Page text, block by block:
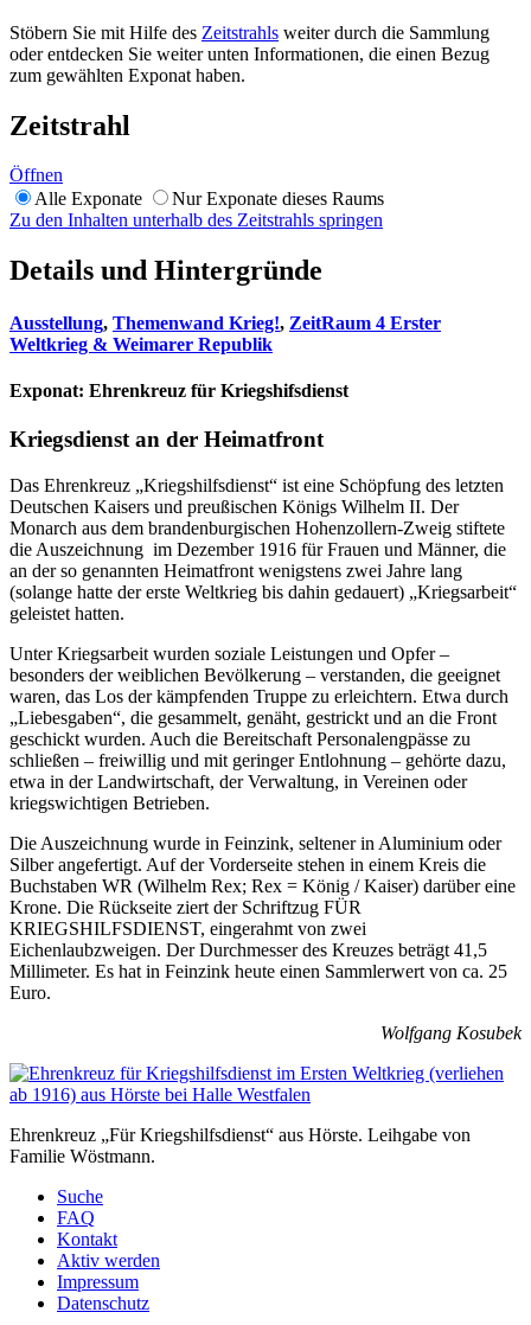
Stöbern Sie mit Hilfe des Zeitstrahls weiter durch die Sammlung
oder entdecken Sie weiter unten Informationen, die einen Bezug
zum gewählten Exponat haben.
Zeitstrahl
Öffnen
Alle Exponate
Nur Exponate dieses Raums
Zu den Inhalten unterhalb des Zeitstrahls springen
Details und Hintergründe
Ausstellung, Themenwand Krieg!, ZeitRaum 4 Erster
Weltkrieg & Weimarer Republik
Exponat: Ehrenkreuz für Kriegshifsdienst
Kriegsdienst an der Heimatfront
Das Ehrenkreuz „Kriegshilfsdienst“ ist eine Schöpfung des letzten
Deutschen Kaisers und preußischen Königs Wilhelm II. Der
Monarch aus dem brandenburgischen Hohenzollern-Zweig stiftete
die Auszeichnung im Dezember 1916 für Frauen und Männer, die
an der so genannten Heimatfront wenigstens zwei Jahre lang
(solange hatte der erste Weltkrieg bis dahin gedauert) „Kriegsarbeit“
geleistet hatten.
Unter Kriegsarbeit wurden soziale Leistungen und Opfer –
besonders der weiblichen Bevölkerung – verstanden, die geeignet
waren, das Los der kämpfenden Truppe zu erleichtern. Etwa durch
„Liebesgaben“, die gesammelt, genäht, gestrickt und an die Front
geschickt wurden. Auch die Bereitschaft Personalengpässe zu
schließen – freiwillig und mit geringer Entlohnung – gehörte dazu,
etwa in der Landwirtschaft, der Verwaltung, in Vereinen oder
kriegswichtigen Betrieben.
Die Auszeichnung wurde in Feinzink, seltener in Aluminium oder
Silber angefertigt. Auf der Vorderseite stehen in einem Kreis die
Buchstaben WR (Wilhelm Rex; Rex = König / Kaiser) darüber eine
Krone. Die Rückseite ziert der Schriftzug FÜR
KRIEGSHILFSDIENST, eingerahmt von zwei
Eichenlaubzweigen. Der Durchmesser des Kreuzes beträgt 41,5
Millimeter. Es hat in Feinzink heute einen Sammlerwert von ca. 25
Euro.
Wolfgang Kosubek
Ehrenkreuz „Für Kriegshilfsdienst“ aus Hörste. Leihgabe von
Familie Wöstmann.
Suche
FAQ
Kontakt
Aktiv werden
Impressum
Datenschutz